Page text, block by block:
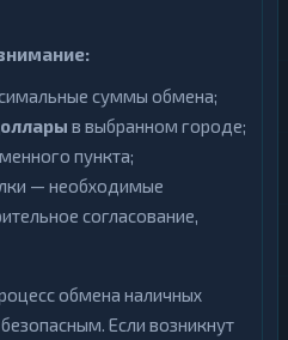
суммы обмена;
в выбранном городе;
пункта;
— необходимые
согласование,
обмена наличных
Если возникнут